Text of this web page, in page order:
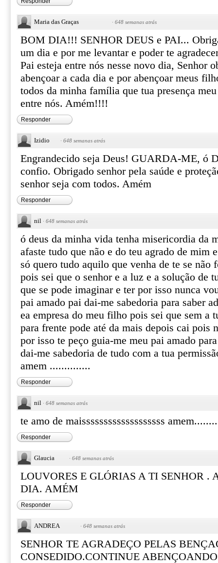
Maria das Graças · 648 semanas atrás
BOM DIA!!! SENHOR DEUS e PAI...
um dia e por me levantar e poder te
Pai esteja entre nós nesse novo dia, Senhor
abençoar a cada dia e por abençoar meus
todos da minha família que tua presença
entre nós. Amém!!!!
Responder
Izidio · 648 semanas atrás
Engrandecido seja Deus! GUARDA-ME, ó
confio. Obrigado senhor pela saúde e
senhor seja com todos. Amém
Responder
nil · 648 semanas atrás
ó deus da minha vida tenha misericordia da
afaste tudo que não e do teu agrado de mim
só quero tudo aquilo que venha de te se não
pois sei que o senhor e a luz e a solução de
que se pode imaginar e ter por isso nunca
pai amado pai dai-me sabedoria para saber
ea empresa do meu filho pois sei que sem a
para frente pode até da mais depois cai pois
por isso te peço guia-me meu pai amado
dai-me sabedoria de tudo com a tua
amem ..............
Responder
nil · 648 semanas atrás
te amo de maisssssssssssssssssss
Responder
Glaucia · 648 semanas atrás
LOUVORES E GLÓRIAS A TI SENHOR .
DIA. AMÉM
Responder
ANDREA · 648 semanas atrás
SENHOR TE AGRADEÇO PELAS
CONSEDIDO.CONTINUE